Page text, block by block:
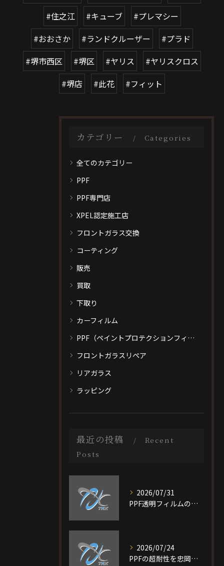
#住之江
#キューブ
#プレマシー
#おおさか
#ランドクルーザー
#プラド
#堺市西区
#堺区 #ヤリス
#ヤリスクロス
#堺店
#此花 #フィット
カテゴリー Categories
全てのカテゴリー
PPF
PPF専門店
XPEL認定施工店
フロントガラス交換
コーティング
販売
買取
下取り
カーフィルム
PPF（ペイントプロテクションフィルム）
フロントガラスリペア
リアガラス
ラッピング
最近の投稿
Recent
Posts
2026/07/31
PPF透明フィルムの特徴と費用相場を短時間で理解し愛車を守る選び方ガイド
2026/07/24
PPFの超耐性を忠岡町で実現する大阪府泉北郡で後悔しない施工ガイド